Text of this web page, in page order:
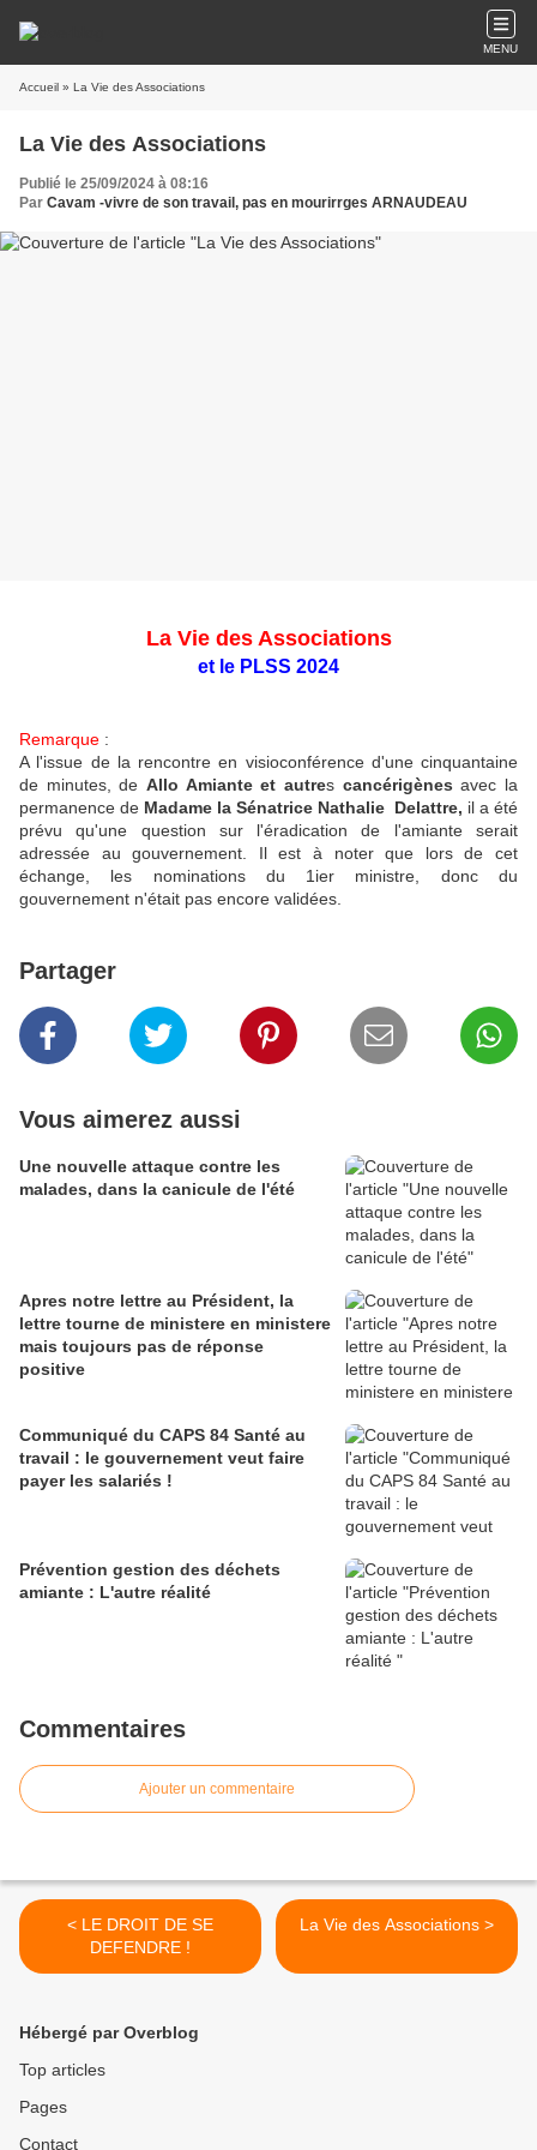
MENU
Accueil » La Vie des Associations
La Vie des Associations
Publié le 25/09/2024 à 08:16
Par Cavam -vivre de son travail, pas en mourirrges ARNAUDEAU
La Vie des Associations
et le PLSS 2024
Remarque :
A l'issue de la rencontre en visioconférence d'une cinquantaine
de minutes, de Allo Amiante et autres cancérigènes avec la
permanence de Madame la Sénatrice Nathalie Delattre, il a été
prévu qu'une question sur l'éradication de l'amiante serait
adressée au gouvernement. Il est à noter que lors de cet
échange, les nominations du 1ier ministre, donc du
gouvernement n'était pas encore validées.
Partager
Vous aimerez aussi
Une nouvelle attaque contre les
malades, dans la canicule de l'été
Apres notre lettre au Président, la
lettre tourne de ministere en ministere
mais toujours pas de réponse
positive
Communiqué du CAPS 84 Santé au
travail : le gouvernement veut faire
payer les salariés !
Prévention gestion des déchets
amiante : L'autre réalité
Commentaires
Ajouter un commentaire
< LE DROIT DE SE
DEFENDRE !
La Vie des Associations >
Hébergé par Overblog
Top articles
Pages
Contact